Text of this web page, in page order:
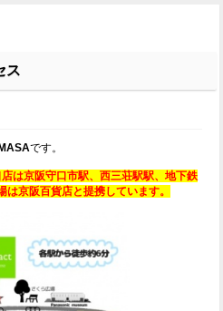
ス
です。
は京阪守口市駅、西三荘駅駅、地下鉄
京阪百貨店と提携しています。